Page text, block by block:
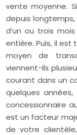
vente moyenne.
depuis
d’un ou trois
entière. Puis, il
moyen de
viennent-ils
courant dans un
quelques
concessionnaire
est un facteur
de votre